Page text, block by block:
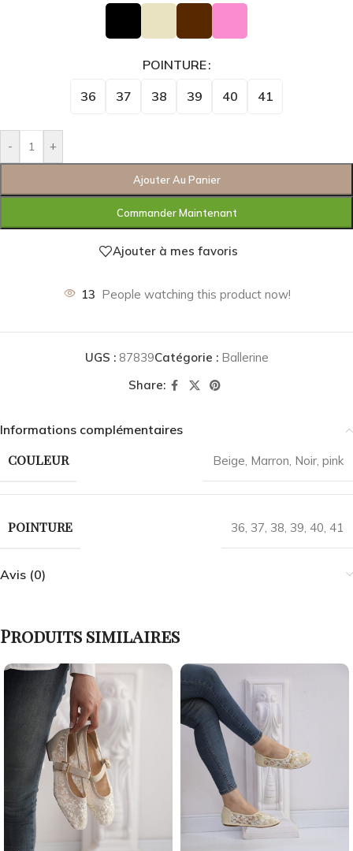
POINTURE
36 37 38 39 40 41
- +
Ajouter Au Panier
Commander Maintenant
Ajouter à mes favoris
13 People watching this product now!
UGS : 87839Catégorie : Ballerine
Share:
Informations complémentaires
COULEUR Beige Marron Noir pink
POINTURE 36 37 38 39 40 41
Avis (0)
Produits similaires